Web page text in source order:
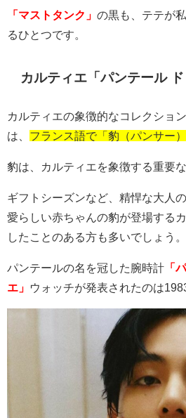
「マストタンク」 の黒も、テテが
るひとつです。
カルティエ「パンテール ド
カルティエの象徴的なコレクショ
は、 フランス語で「豹（パンサー
豹は、カルティエを象徴する重要
ギフトシーズンなど、精悍な大人
愛らしい赤ちゃんの豹が登場する
したことのある方も多いでしょう。
パンテールの名を冠した腕時計 「
エ」
ウォッチが発表されたのは